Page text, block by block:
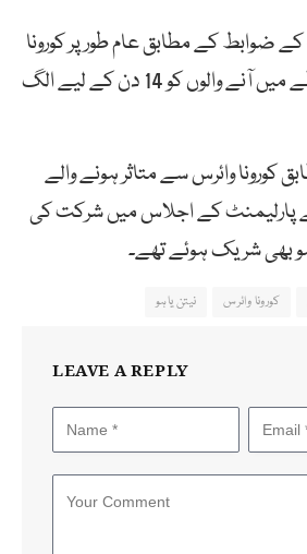
ضوابط کے مطابق عام طور پر کورونا
مثبت مریض سے رابطے میں آنے والوں کو 14 دن کے لیے الگ
کورونا وائرس سے متاثر ہونے والے
پارلیمنٹ کے اجلاس میں شرکت کی
بھی شریک ہوئے تھے۔
کورونا وائرس نیتن یاہو
LEAVE A REPLY